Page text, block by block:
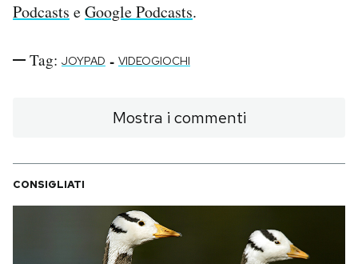
Podcasts eGoogle Podcasts.
Tag: JOYPAD - VIDEOGIOCHI
Mostra i commenti
CONSIGLIATI